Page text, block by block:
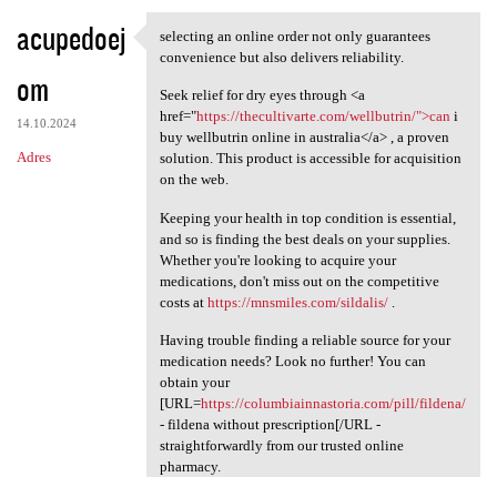
acupedoej
om
14.10.2024
Adres
selecting an online order not
selecting an online order not only guarantees
convenience but also delivers reliability.
Seek relief for dry eyes through <a
href="https://thecultivarte.com/wellbutrin/">can i
buy wellbutrin online in australia</a> , a proven
solution. This product is accessible for acquisition
on the web.
Keeping your health in top condition is essential,
and so is finding the best deals on your supplies.
Whether you're looking to acquire your
medications, don't miss out on the competitive
costs at https://mnsmiles.com/sildalis/.
Having trouble finding a reliable source for your
medication needs? Look no further! You can
obtain your
[URL=https://columbiainnastoria.com/pill/fildena/
- fildena without prescription[/URL -
straightforwardly from our trusted online
pharmacy.